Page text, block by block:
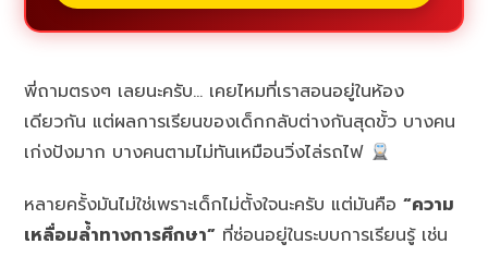
พี่ถามตรงๆ เลยนะครับ… เคยไหมที่เราสอนอยู่ในห้อง
เดียวกัน แต่ผลการเรียนของเด็กกลับต่างกันสุดขั้ว บางคน
เก่งปังมาก บางคนตามไม่ทันเหมือนวิ่งไล่รถไฟ
หลายครั้งมันไม่ใช่เพราะเด็กไม่ตั้งใจนะครับ แต่มันคือ“ความ
เหลื่อมล้ำทางการศึกษา” ที่ซ่อนอยู่ในระบบการเรียนรู้ เช่น